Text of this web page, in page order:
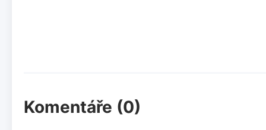
Komentáře (0)